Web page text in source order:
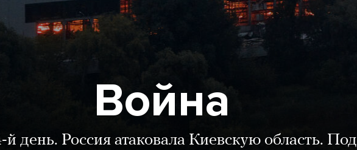
Война
й день. Россия атаковала Киевскую область. Под